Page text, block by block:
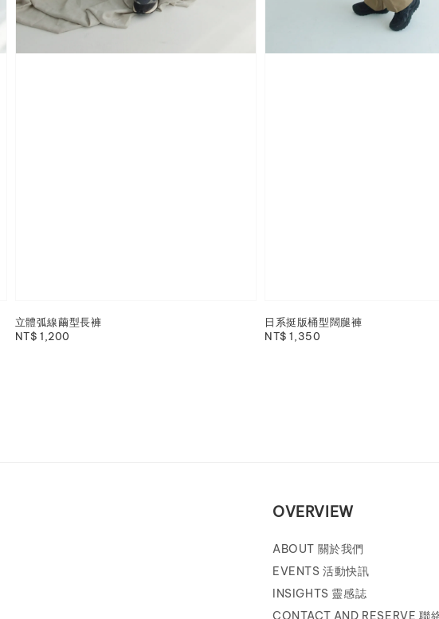
立體弧線繭型長褲
Regular
NT$ 1,200
日系挺版桶型闊腿褲
Regular
NT$ 1,350
OVERVIEW
ABOUT 關於我們
EVENTS 活動快訊
INSIGHTS 靈感誌
CONTACT AND RESERVE 聯